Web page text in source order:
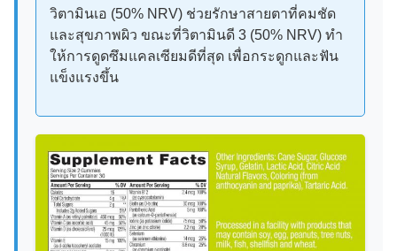
วิตามินเอ (50% NRV) ช่วยรักษาสายตาที่คมชัด
และสุขภาพผิว ขณะที่วิตามินดี 3 (50% NRV) ทํา
ให้การดูดซึมแคลเซียมดีที่สุด เพื่อกระดูกและฟัน
แข็งแรงขึ้น